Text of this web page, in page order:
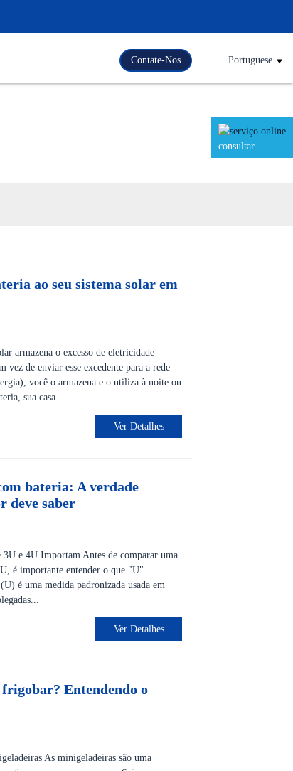
Contate-Nos Portuguese
consultar
ao seu sistema solar em
armazena o excesso de eletricidade
vez de enviar esse excedente para a rede
você o armazena e o utiliza à noite ou
sua casa...
Ver Detalhes
bateria: A verdade
deve saber
3U e 4U Importam Antes de comparar uma
é importante entender o que "U"
é uma medida padronizada usada em
Ver Detalhes
Entendendo o
As minigeladeiras são uma